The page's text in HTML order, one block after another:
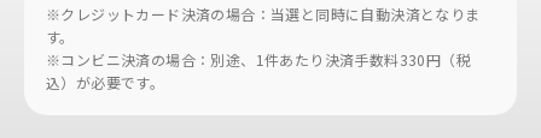
※クレジットカード決済の場合：当選と同時に自動決済となりま
す。
※コンビニ決済の場合：別途、1件あたり決済手数料330円（税
込）が必要です。